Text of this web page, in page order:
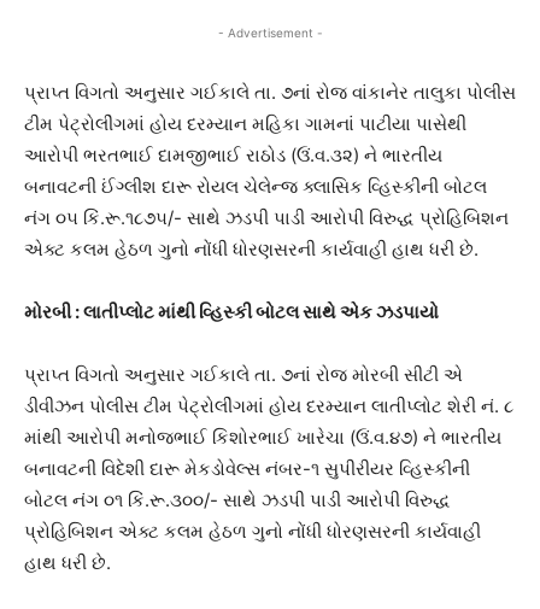
- Advertisement -
પ્રાપ્ત વિગતો અનુસાર ગઈકાલે તા. ૭નાં રોજ વાંકાનેર તાલુકા પોલીસ
ટીમ પેટ્રોલીંગમાં હોય દરમ્યાન મહિકા ગામનાં પાટીયા પાસેથી
આરોપી ભરતભાઈ દામજીભાઈ રાઠોડ (ઉં.વ.૩૨) ને ભારતીય
બનાવટની ઈંગ્લીશ દારૂ રોયલ ચેલેન્જ ક્લાસિક વ્હિસ્કીની બોટલ
નંગ ૦૫ કિં.રૂ.૧૮૭૫/- સાથે ઝડપી પાડી આરોપી વિરુદ્ધ પ્રોહિબિશન
એક્ટ કલમ હેઠળ ગુનો નોંધી ધોરણસરની કાર્યવાહી હાથ ધરી છે.
મોરબી : લાતીપ્લોટ માંથી વ્હિસ્કી બોટલ સાથે એક ઝડપાયો
પ્રાપ્ત વિગતો અનુસાર ગઈકાલે તા. ૭નાં રોજ મોરબી સીટી એ
ડીવીઝન પોલીસ ટીમ પેટ્રોલીંગમાં હોય દરમ્યાન લાતીપ્લોટ શેરી નં. ૮
માંથી આરોપી મનોજભાઈ કિશોરભાઈ ખારેચા (ઉં.વ.૪૭) ને ભારતીય
બનાવટની વિદેશી દારૂ મેકડોવેલ્સ નંબર-૧ સુપીરીયર વ્હિસ્કીની
બોટલ નંગ ૦૧ કિં.રૂ.૩૦૦/- સાથે ઝડપી પાડી આરોપી વિરુદ્ધ
પ્રોહિબિશન એક્ટ કલમ હેઠળ ગુનો નોંધી ધોરણસરની કાર્યવાહી
હાથ ધરી છે.